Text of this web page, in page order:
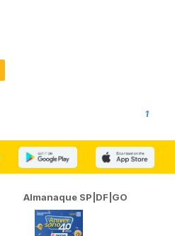
1
Almanaque SP|DF|GO